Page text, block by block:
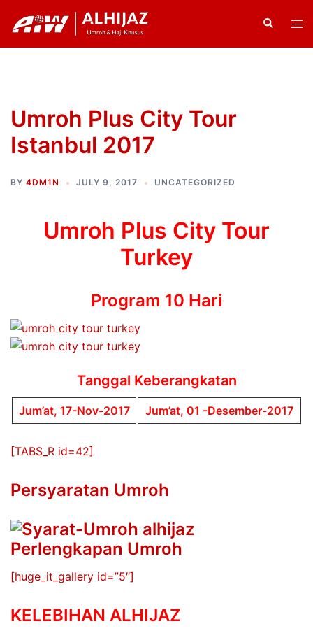
content
Search
Umroh Plus City Tour
Istanbul 2017
BY 4DM1N JULY 9, 2017 UNCATEGORIZED
Umroh Plus City Tour
Turkey
Program 10 Hari
Tanggal Keberangkatan
Jum’at, 17-Nov-2017 Jum’at, 01 -Desember-2017
[TABS_R id=42]
Persyaratan Umroh
Perlengkapan Umroh
[huge_it_gallery id=”5″]
KELEBIHAN ALHIJAZ